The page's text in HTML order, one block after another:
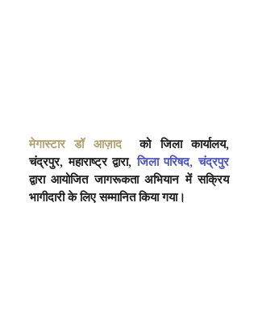
मेगास्टार डॉ आज़ाद
को जिला कार्यालय,
चंद्रपुर, महाराष्ट्र द्वारा, जिला परिषद, चंद्रपुर
द्वारा आयोजित जागरूकता अभियान में सक्रिय
भागीदारी के लिए सम्मानित किया गया।